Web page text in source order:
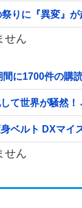
祭りに『異変』
せん
間に1700件の
て世界が騒然
ベルト DXマ
せん